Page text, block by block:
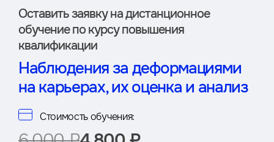
Оставить заявку на дистан­ционное
обучение по курсу повышения
квалификации
Наблюдения за деформациями
на карьерах, их оценка и анализ
Стоимость обучения: